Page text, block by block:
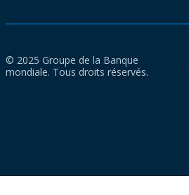
© 2025 Groupe de la Banque
mondiale. Tous droits réservés.